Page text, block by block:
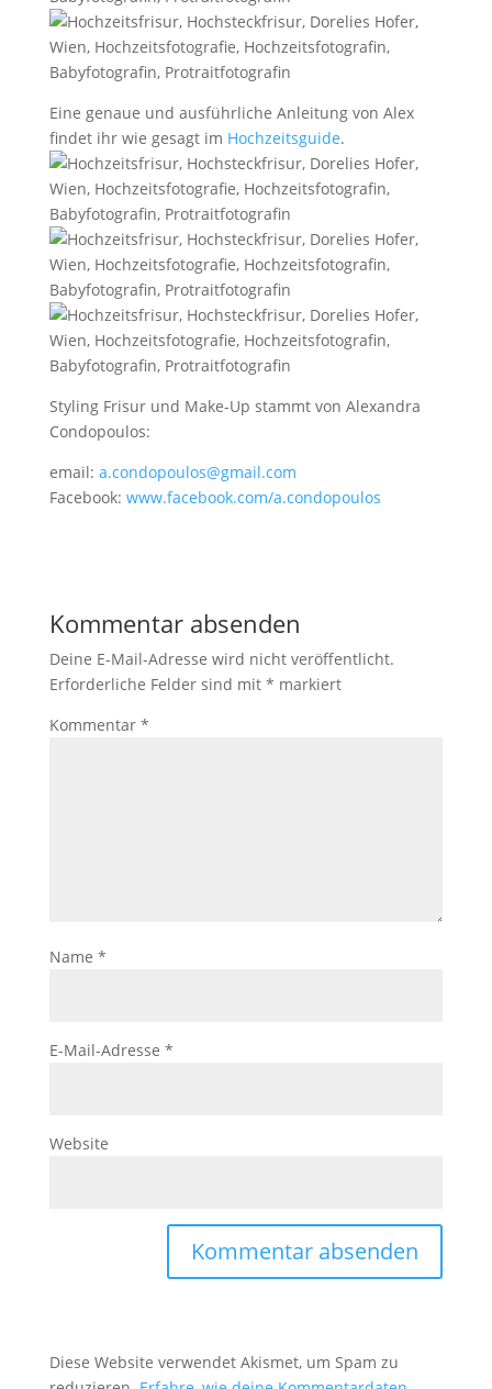
Eine genaue und ausführliche Anleitung von Alex
findet ihr wie gesagt im Hochzeitsguide.
Styling Frisur und Make-Up stammt von Alexandra
Condopoulos:
email: a.condopoulos@gmail.com
Facebook: www.facebook.com/a.condopoulos
Kommentar absenden
Deine E-Mail-Adresse wird nicht veröffentlicht.
Erforderliche Felder sind mit * markiert
Kommentar *
Name *
E-Mail-Adresse *
Website
Diese Website verwendet Akismet, um Spam zu